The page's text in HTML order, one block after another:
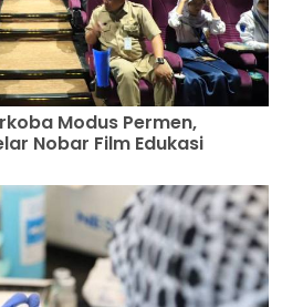
Modus Permen,
Nobar Film Edukasi